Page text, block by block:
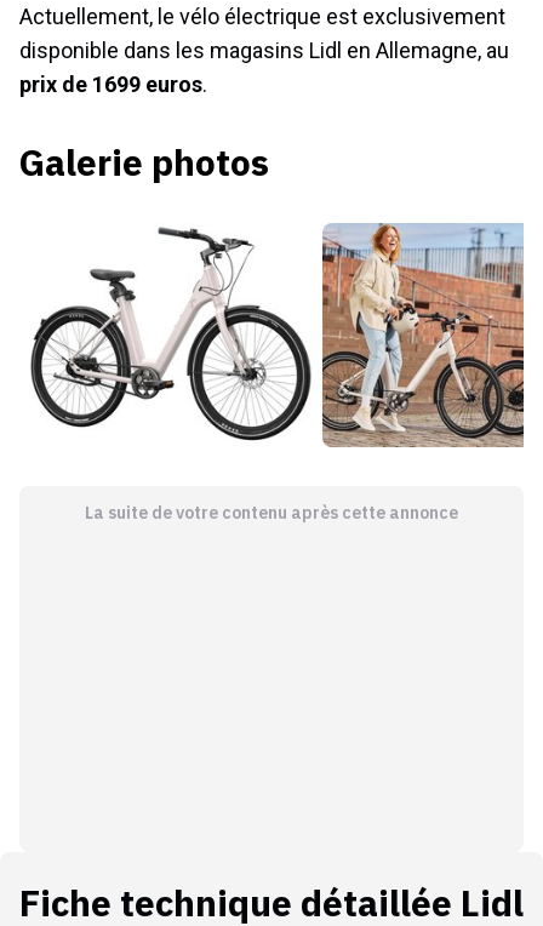
Actuellement, le vélo électrique est exclusivement
disponible dans les magasins Lidl en Allemagne, au
prix de 1699 euros.
Galerie photos
La suite de votre contenu après cette annonce
Fiche technique détaillée Lidl